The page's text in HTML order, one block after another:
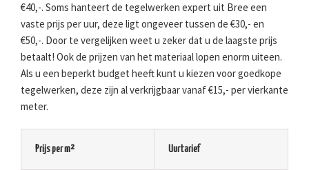
€40,-. Soms hanteert de tegelwerken expert uit Bree een
vaste prijs per uur, deze ligt ongeveer tussen de €30,- en
€50,-. Door te vergelijken weet u zeker dat u de laagste prijs
betaalt! Ook de prijzen van het materiaal lopen enorm uiteen.
Als u een beperkt budget heeft kunt u kiezen voor goedkope
tegelwerken, deze zijn al verkrijgbaar vanaf €15,- per vierkante
meter.
Prijs per m² Uurtarief